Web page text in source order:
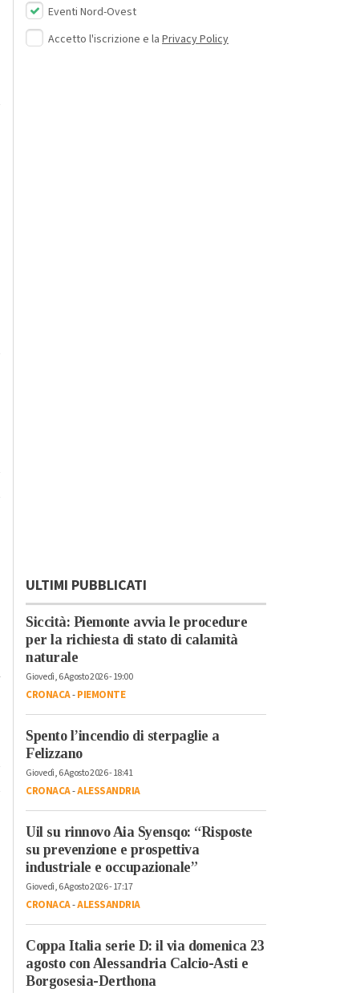
Eventi Nord-Ovest
Accetto l'iscrizione e la Privacy Policy
ULTIMI PUBBLICATI
Siccità: Piemonte avvia le procedure
per la richiesta di stato di calamità
naturale
Giovedì, 6 Agosto 2026 - 19:00
CRONACA-PIEMONTE
Spento l’incendio di sterpaglie a
Felizzano
Giovedì, 6 Agosto 2026 - 18:41
CRONACA-ALESSANDRIA
Uil su rinnovo Aia Syensqo: “Risposte
su prevenzione e prospettiva
industriale e occupazionale”
Giovedì, 6 Agosto 2026 - 17:17
CRONACA-ALESSANDRIA
Coppa Italia serie D: il via domenica 23
agosto con Alessandria Calcio-Asti e
Borgosesia-Derthona